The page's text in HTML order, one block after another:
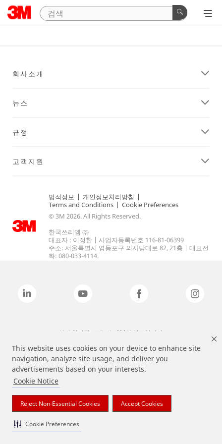
This website uses cookies on your device to enhance site
navigation, analyze site usage, and deliver you
advertisements based on your interests.
Cookie Notice
Reject Non-Essential Cookies Accept Cookies
Cookie Preferences
회사소개
뉴스
규정
고객지원
법적정보 | 개인정보처리방침 |
Terms and Conditions | Cookie Preferences
© 3M 2026. All Rights Reserved.
한국쓰리엠 ㈜
대표자 : 이정한 | 사업자등록번호 116-81-06399
주소: 서울특별시 영등포구 의사당대로 82, 21층 | 대표전
화: 080-033-4114.
상기 열거된 브랜드는 3M의 상표입니다.